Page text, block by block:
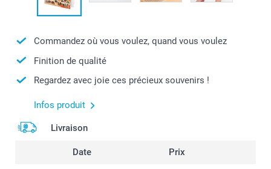
Commandez où vous voulez, quand vous voulez
Finition de qualité
Regardez avec joie ces précieux souvenirs !
Infos produit
Livraison
Date Prix